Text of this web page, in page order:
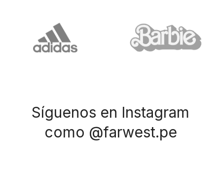
Síguenos en Instagram
como @farwest.pe